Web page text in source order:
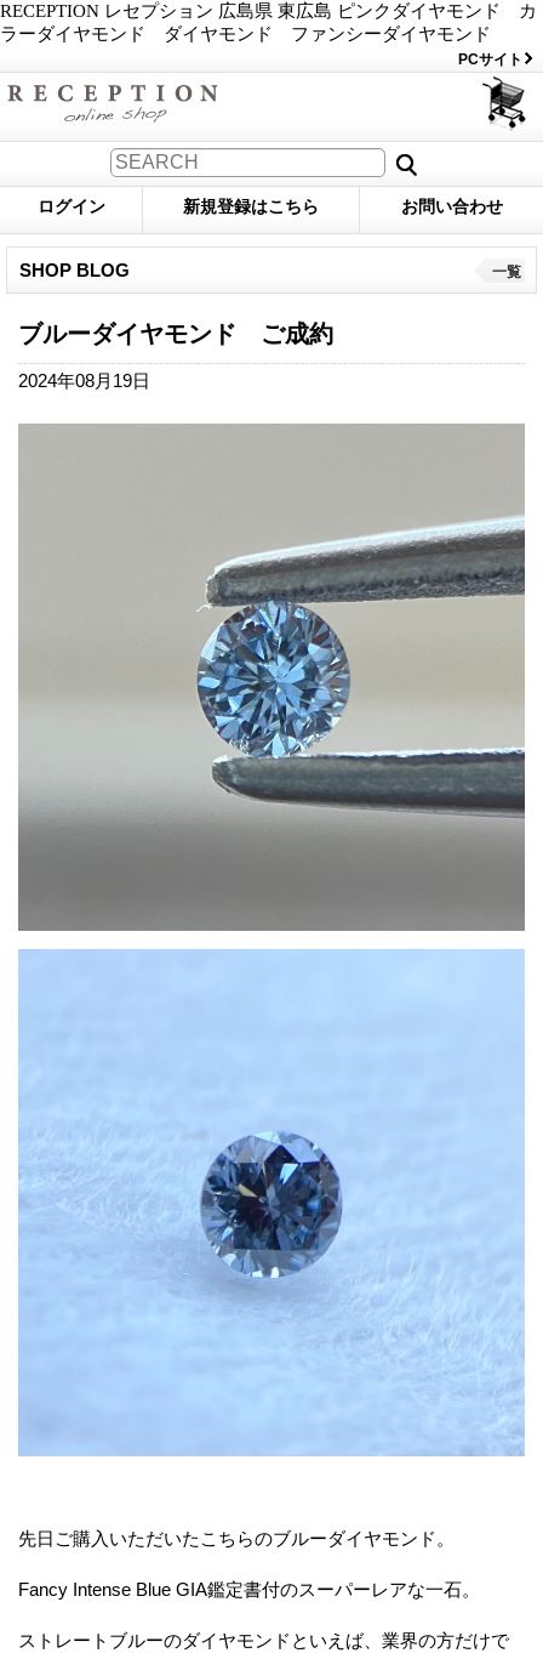
RECEPTION レセプション 広島県 東広島 ピンクダイヤモンド カ
ラーダイヤモンド ダイヤモンド ファンシーダイヤモンド
PCサイト
ログイン 新規登録はこちら お問い合わせ
SHOP BLOG 一覧
ブルーダイヤモンド ご成約
2024年08月19日
先日ご購入いただいたこちらのブルーダイヤモンド。
Fancy Intense Blue GIA鑑定書付のスーパーレアな一石。
ストレートブルーのダイヤモンドといえば、業界の方だけで